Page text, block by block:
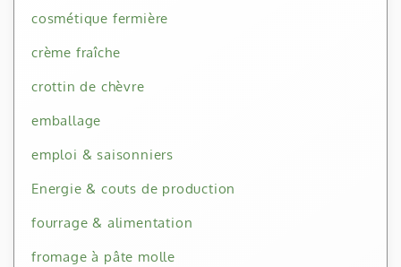
cosmétique fermière
crème fraîche
crottin de chèvre
emballage
emploi & saisonniers
Energie & couts de production
fourrage & alimentation
fromage à pâte molle